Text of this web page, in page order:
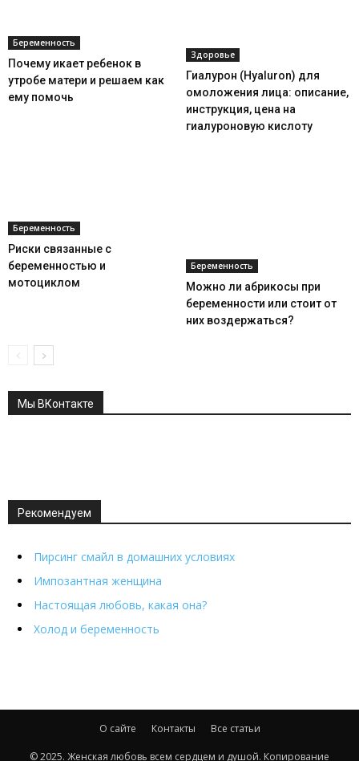
Беременность
Почему икает ребенок в
утробе матери и решаем как
ему помочь
Здоровье
Гиалурон (Hyaluron) для
омоложения лица: описание,
инструкция, цена на
гиалуроновую кислоту
Беременность
Риски связанные с
беременностью и
мотоциклом
Беременность
Можно ли абрикосы при
беременности или стоит от
них воздержаться?
Мы ВКонтакте
Рекомендуем
Пирсинг смайл в домашних условиях
Импозантная женщина
Настоящая любовь, какая она?
Холод и беременность
О сайте Контакты Все статьи
© 2025. Женская любовь всем сердцем и душой. Копирование